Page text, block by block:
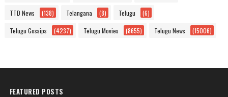
TTD News (138) Telangana (8) Telugu (6)
Telugu Gossips (4237) Telugu Movies (8655) Telugu News (15006)
FEATURED POSTS